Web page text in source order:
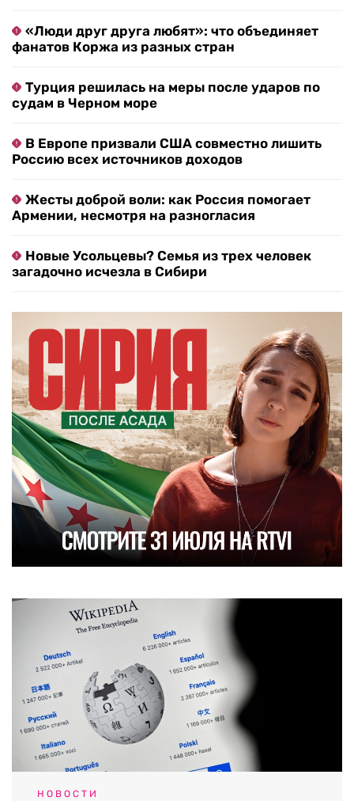
«Люди друг друга любят»: что объединяет
фанатов Коржа из разных стран
Турция решилась на меры после ударов по
судам в Черном море
В Европе призвали США совместно лишить
Россию всех источников доходов
Жесты доброй воли: как Россия помогает
Армении, несмотря на разногласия
Новые Усольцевы? Семья из трех человек
загадочно исчезла в Сибири
НОВОСТИ